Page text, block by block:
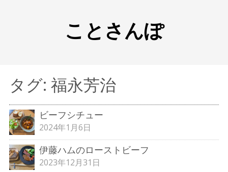
ことさんぽ
タグ: 福永芳治
ビーフシチュー
2024年1月6日
伊藤ハムのローストビーフ
2023年12月31日